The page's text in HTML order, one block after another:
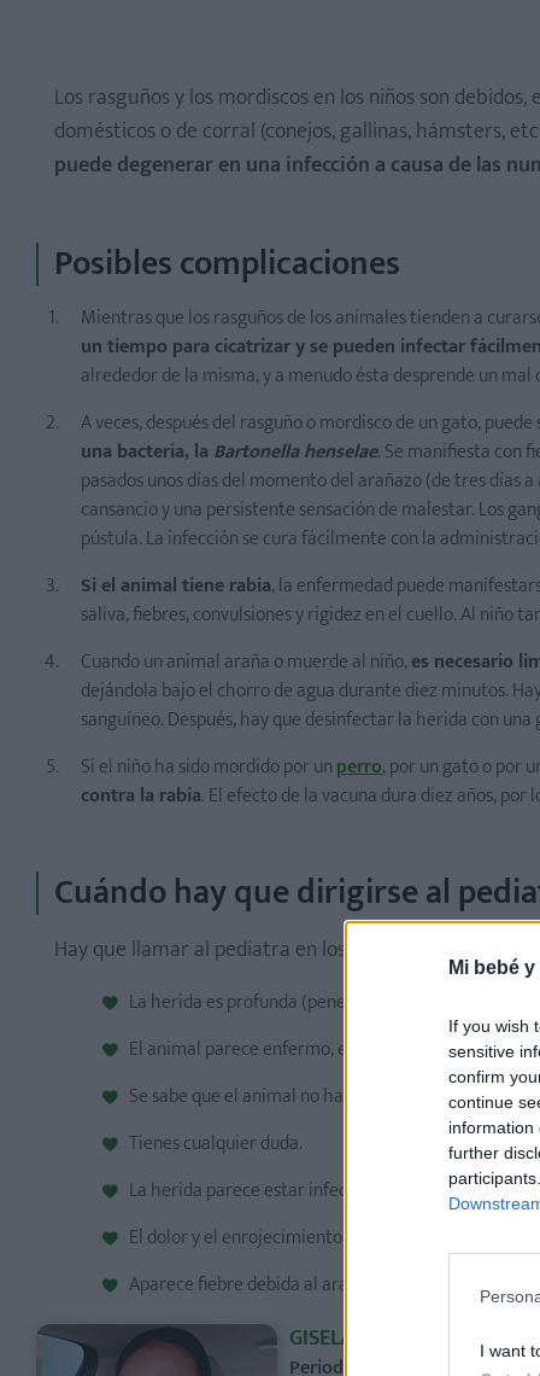
Mi bebé
If you wish
sensitive
confirm
continue
information
further
I want
Los rasguños y los mordiscos en los niños son
domésticos o de corral (conejos, gallinas, hámsters,
puede degenerar en una infección a causa de las
Posibles complicaciones
Mientras que los rasguños de los animales tienden a
un tiempo para cicatrizar y se pueden infectar
alrededor de la misma, y a menudo ésta desprende un
A veces, después del rasguño o mordisco de un gato,
una bacteria, la Bartonella henselae. Se manifiesta con
pasados unos días del momento del arañazo (de tres días
cansancio y una persistente sensación de malestar. Los
pústula. La infección se cura fácilmente con la
Si el animal tiene rabia, la enfermedad puede
saliva, fiebres, convulsiones y rigidez en el cuello. Al niño
Cuando un animal araña o muerde al niño,es necesario
dejándola bajo el chorro de agua durante diez minutos.
sanguíneo. Después, hay que desinfectar la herida con
Si el niño ha sido mordido por unperro, por un gato o por
contra la rabia. El efecto de la vacuna dura diez años,
Cuándo hay que dirigirse al
Hay que llamar al pediatra en los siguientes casos:
La herida es profunda (penetrante o con laceración).
El animal parece enfermo, es callejero o bien
Se sabe que el animal no ha sido vacunado contra la
Tienes cualquier duda.
La herida parece estar infectada.
El dolor y el enrojecimiento aumentan después del
Aparece fiebre debida al arañazo del gato.
GISELA GÓMEZ
Periodista especializada en